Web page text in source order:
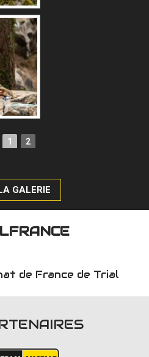
1 2
GALERIE
de France de Trial